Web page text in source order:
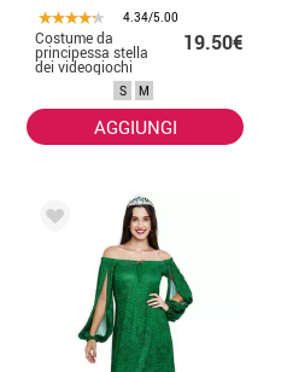
4.34/5.00
Costume da
principessa stella
dei videogiochi
per donna
19.50€
S M
AGGIUNGI